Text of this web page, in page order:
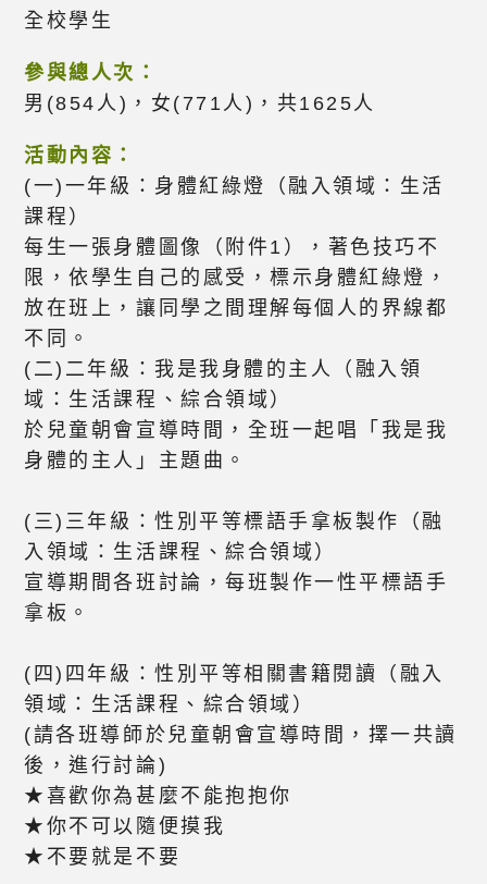
全校學生
參與總人次：
男(854人)，女(771人)，共1625人
活動內容：
(一)一年級：身體紅綠燈（融入領域：生活
課程）
每生一張身體圖像（附件1），著色技巧不
限，依學生自己的感受，標示身體紅綠燈，
放在班上，讓同學之間理解每個人的界線都
不同。
(二)二年級：我是我身體的主人（融入領
域：生活課程、綜合領域）
於兒童朝會宣導時間，全班一起唱「我是我
身體的主人」主題曲。
(三)三年級：性別平等標語手拿板製作（融
入領域：生活課程、綜合領域）
宣導期間各班討論，每班製作一性平標語手
拿板。
(四)四年級：性別平等相關書籍閱讀（融入
領域：生活課程、綜合領域）
(請各班導師於兒童朝會宣導時間，擇一共讀
後，進行討論)
★喜歡你為甚麼不能抱抱你
★你不可以隨便摸我
★不要就是不要